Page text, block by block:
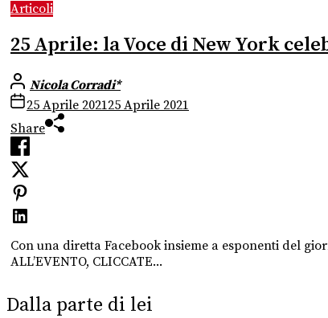
Articoli
25 Aprile: la Voce di New York
Nicola Corradi*
25 Aprile 202125 Aprile 2021
Share
Con una diretta Facebook insieme a esponenti del
ALL’EVENTO, CLICCATE...
Dalla parte di lei